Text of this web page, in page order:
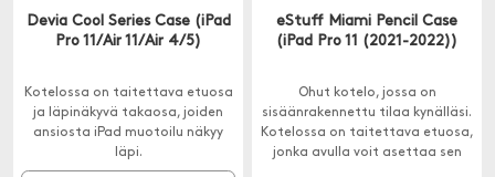
Devia Cool Series Case (iPad
Pro 11/Air 11/Air 4/5)
Kotelossa on taitettava etuosa
ja läpinäkyvä takaosa, joiden
ansiosta iPad muotoilu näkyy
läpi.
eStuff Miami Pencil Case
(iPad Pro 11 (2021-2022))
Ohut kotelo, jossa on
sisäänrakennettu tilaa kynälläsi.
Kotelossa on taitettava etuosa,
jonka avulla voit asettaa sen